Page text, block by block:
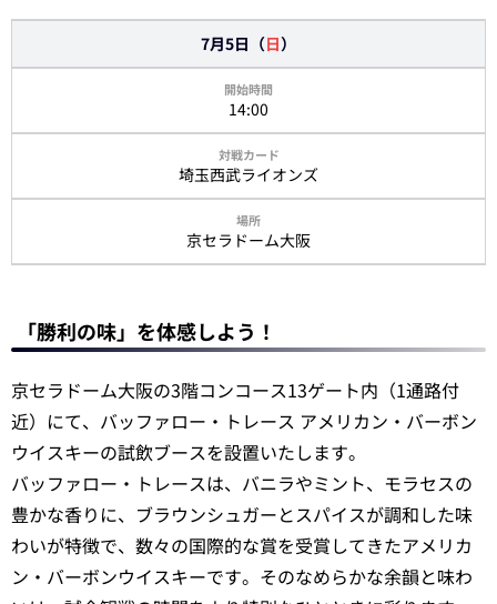
7月5日（日）
14:00
埼玉西武ライオンズ
京セラドーム大阪
「勝利の味」を体感しよう！
京セラドーム大阪の3階コンコース13ゲート内（1通路付
近）にて、バッファロー・トレース アメリカン・バーボン
ウイスキーの試飲ブースを設置いたします。
バッファロー・トレースは、バニラやミント、モラセスの
豊かな香りに、ブラウンシュガーとスパイスが調和した味
わいが特徴で、数々の国際的な賞を受賞してきたアメリカ
ン・バーボンウイスキーです。そのなめらかな余韻と味わ